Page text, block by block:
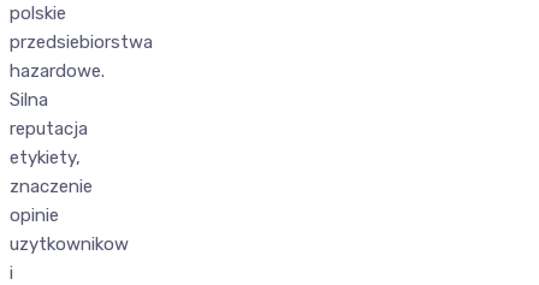
polskie
przedsiebiorstwa
hazardowe.
Silna
reputacja
etykiety,
znaczenie
opinie
uzytkownikow
i